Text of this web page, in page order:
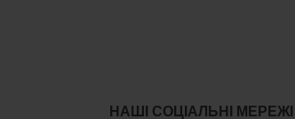
НАШІ СОЦІАЛЬНІ МЕРЕЖІ